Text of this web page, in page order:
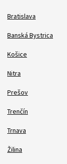
Bratislava
Banská Bystrica
Košice
Nitra
Prešov
Trenčín
Trnava
Žilina